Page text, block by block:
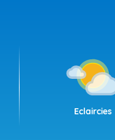
Eclaircies